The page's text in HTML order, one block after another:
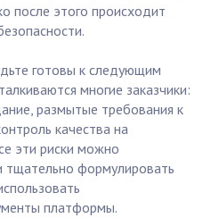
после этого происходит
готовы к следующим
многие заказчики:
размытые требования к
качества на
эти риски можно
тщательно формулировать
платформы.